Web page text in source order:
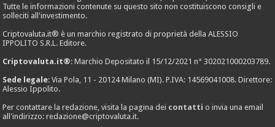
Tutte le informazioni contenute su questo sito non costituiscono consigli e
solleciti all'investimento.
Criptovaluta.it® è un marchio registrato di proprietà della ALESSIO
IPPOLITO S.R.L. Editore.
Criptovaluta.it®: Marchio Depositato il 15/12/2021 n° 302021000203789.
Sede legale: Via Pola, 11 - 20124 Milano (MI). P.IVA: 14569041008. Direttore:
Alessio Ippolito.
Per contattare la redazione, visita la pagina dei contatti o invia una email
all'indirizzo:redazione@criptovaluta.it.